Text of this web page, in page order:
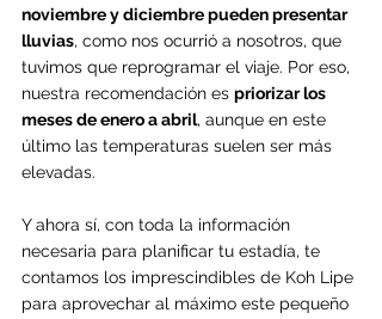
noviembre y diciembre pueden presentar
lluvias, como nos ocurrió a nosotros, que
tuvimos que reprogramar el viaje. Por eso,
nuestra recomendación es priorizar los
meses de enero a abril, aunque en este
último las temperaturas suelen ser más
elevadas.
Y ahora sí, con toda la información
necesaria para planificar tu estadía, te
contamos los imprescindibles de Koh Lipe
para aprovechar al máximo este pequeño